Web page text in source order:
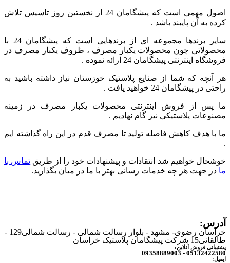
اصول مهمی است که پیشگامان 24 از نخستین روز تاسیس تلاش
کرده به آن پایبند باشد .
سایر برندها مجموعه ای از برندهایی است که پیشگامان 24 با
محصولاتی چون محصولات یکبار مصرف ، ظروف یکبار مصرف در
فروشگاه اینترنتی پیشگامان 24 ارائه نموده .
هر آنچه که شما از صنایع پلاستیک خوزستان نیاز داشته باشید به
راحتی در پیشگامان 24 خواهید یافت .
ما پس از فروش اینترنتی محصولات یکبار مصرف در زمینه
مصنوعات پلاستیکی نیز گام نهادیم .
ما با هدف کاهش فاصله تولید تا مصرف قدم در این راه گذاشته ایم
.
خوشحال خواهیم شد انتقادات و پیشنهادات خود را از طریق تماس با
ما در جهت هر چه خدمات رسانی بهتر با ما در میان بگذارید.
آدرس:
خراسان رضوی- مشهد - بلوار رسالت شمالی - رسالت شمالی129 -
طالقانی15 شرکت پیشگامان پلاستیک خراسان
پشتیبانی فروش آنلاین:
05132422580 - 09358889003
ایمیل: